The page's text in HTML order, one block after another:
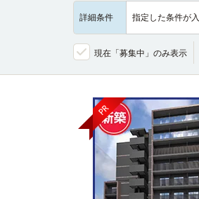
詳細条件 指定した条件が
現在「募集中」のみ表示